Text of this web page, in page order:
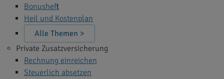
Bonusheft
Heil und Kostenplan
Alle Themen >
Private Zusatzversicherung
Rechnung einreichen
Steuerlich absetzen